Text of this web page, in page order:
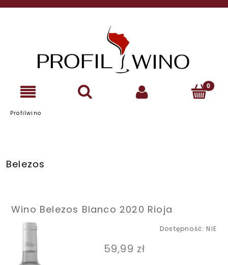
Profilwino
Belezos
Wino Belezos Blanco 2020 Rioja
Dostępność: NIE
59,99 zł